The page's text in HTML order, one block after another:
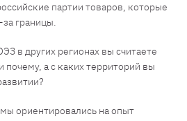
партии товаров, которые
границы.
в других регионах вы считаете
а с каких территорий вы
ориентировались на опыт